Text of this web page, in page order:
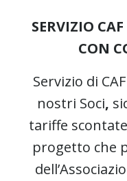
SERVIZIO
CON
Servizio di
nostri Soci,
tariffe
progetto che